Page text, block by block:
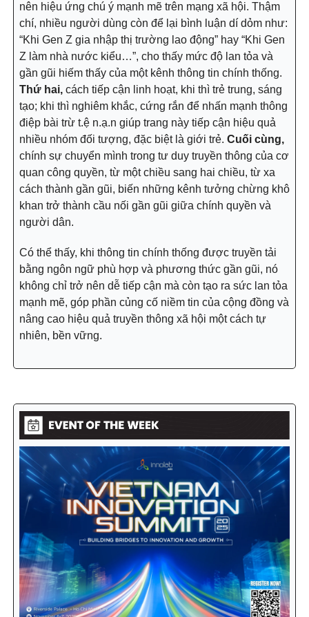
nên hiệu ứng chú ý mạnh mẽ trên mạng xã hội. Thậm
chí, nhiều người dùng còn để lại bình luận dí dỏm như:
“Khi Gen Z gia nhập thị trường lao động” hay “Khi Gen
Z làm nhà nước kiểu…”, cho thấy mức độ lan tỏa và
gần gũi hiếm thấy của một kênh thông tin chính thống.
Thứ hai, cách tiếp cận linh hoạt, khi thì trẻ trung, sáng
tạo; khi thì nghiêm khắc, cứng rắn để nhấn mạnh thông
điệp bài trừ t.ệ n.ạ.n giúp trang này tiếp cận hiệu quả
nhiều nhóm đối tượng, đặc biệt là giới trẻ. Cuối cùng,
chính sự chuyển mình trong tư duy truyền thông của cơ
quan công quyền, từ một chiều sang hai chiều, từ xa
cách thành gần gũi, biến những kênh tưởng chừng khô
khan trở thành cầu nối gần gũi giữa chính quyền và
người dân.
Có thể thấy, khi thông tin chính thống được truyền tải
bằng ngôn ngữ phù hợp và phương thức gần gũi, nó
không chỉ trở nên dễ tiếp cận mà còn tạo ra sức lan tỏa
mạnh mẽ, góp phần củng cố niềm tin của cộng đồng và
nâng cao hiệu quả truyền thông xã hội một cách tự
nhiên, bền vững.